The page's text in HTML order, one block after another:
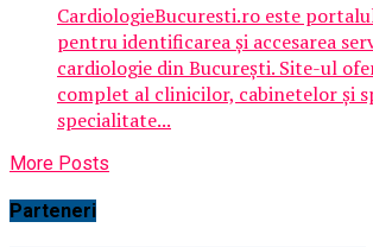
CardiologieBucuresti.ro este
pentru identificarea și accesarea
cardiologie din București. Site-ul
complet al clinicilor, cabinetelor și
specialitate...
More Posts
Parteneri